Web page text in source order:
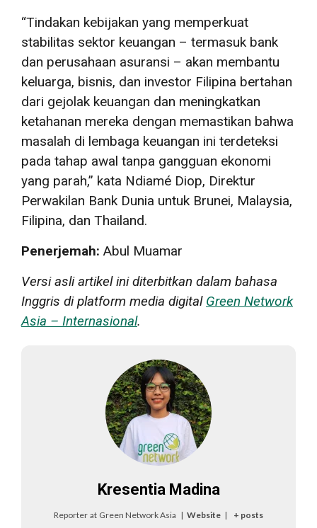
“Tindakan kebijakan yang memperkuat
stabilitas sektor keuangan – termasuk bank
dan perusahaan asuransi – akan membantu
keluarga, bisnis, dan investor Filipina bertahan
dari gejolak keuangan dan meningkatkan
ketahanan mereka dengan memastikan bahwa
masalah di lembaga keuangan ini terdeteksi
pada tahap awal tanpa gangguan ekonomi
yang parah,” kata Ndiamé Diop, Direktur
Perwakilan Bank Dunia untuk Brunei, Malaysia,
Filipina, dan Thailand.
Penerjemah: Abul Muamar
Versi asli artikel ini diterbitkan dalam bahasa
Inggris di platform media digital Green Network
Asia – Internasional.
Kresentia Madina
Reporter at Green Network Asia | Website | + posts